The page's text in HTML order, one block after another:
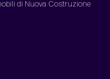
di Nuova Costruzione